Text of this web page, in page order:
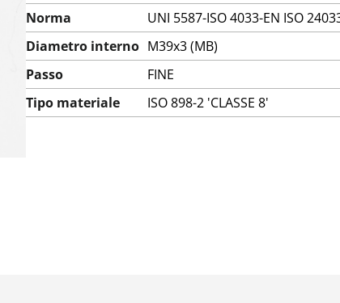
Norma
UNI 5587-ISO 4033-EN ISO
Diametro interno M39x3 (MB)
Passo
FINE
Tipo materiale
ISO 898-2 'CLASSE 8'